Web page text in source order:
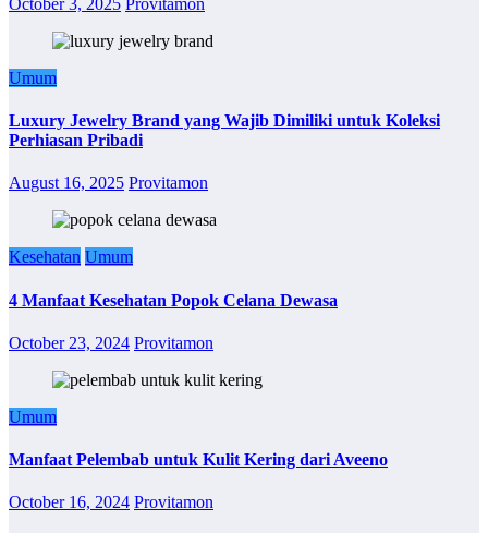
Umum
Luxury Jewelry Brand yang Wajib Dimiliki untuk Koleksi
Perhiasan Pribadi
August 16, 2025 Provitamon
Kesehatan Umum
4 Manfaat Kesehatan Popok Celana Dewasa
October 23, 2024 Provitamon
Umum
Manfaat Pelembab untuk Kulit Kering dari Aveeno
October 16, 2024 Provitamon